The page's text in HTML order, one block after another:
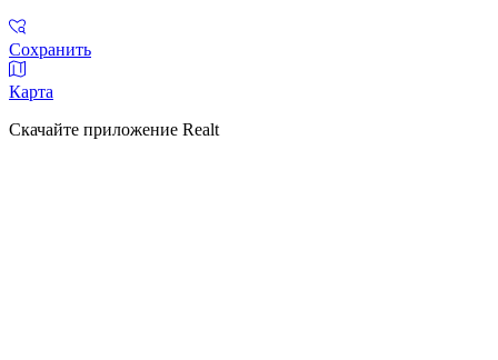
Сохранить
Карта
Скачайте приложение Realt